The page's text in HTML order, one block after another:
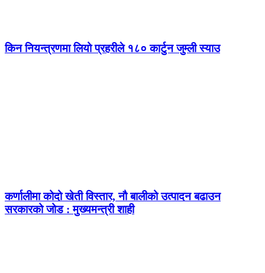
किन नियन्त्रणमा लियो प्रहरीले १८० कार्टुन जुम्ली स्याउ
कर्णालीमा कोदो खेती विस्तार, नौ बालीको उत्पादन बढाउन
सरकारको जोड : मुख्यमन्त्री शाही